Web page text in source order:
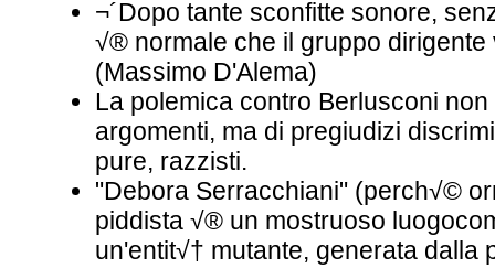
¬´Dopo tante sconfitte sonore,
√® normale che il gruppo
(Massimo D'Alema)
La polemica contro Berlusconi
argomenti, ma di pregiudizi
pure, razzisti.
"Debora Serracchiani" (perch√©
piddista √® un mostruoso
un'entit√† mutante, generata dalla